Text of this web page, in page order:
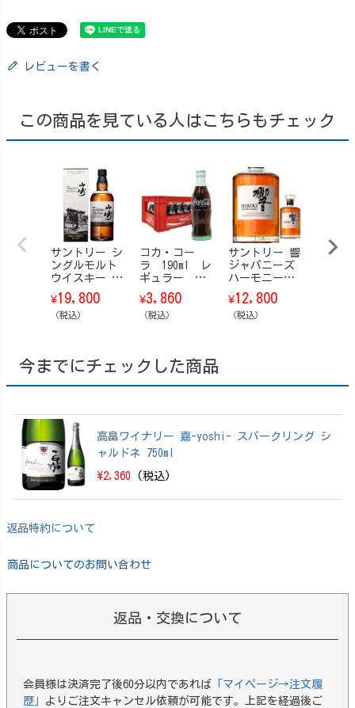
レビューを書く
この商品を見ている人はこちらもチェック
サントリー シ
ングルモルト
ウイスキー 山
崎 Story of t
he Distillery
（ストーリ
25 EDITION 70
¥19,800
（税込）
コカ・コー
ラ 190ml レ
ギュラー
瓶 24本/ケー
ス
¥3,860
（税込）
サントリー 響
ジャパニーズ
ハーモニー
【箱なし】 70
0ml
¥12,800
（税込）
サン
今までにチェックした商品
高畠ワイナリー 嘉-yoshi- スパークリング シ
ャルドネ 750ml
\2,360 (税込)
返品特約について
商品についてのお問い合わせ
返品・交換について
会員様は決済完了後60分以内であれば 「マイページ→注文履
歴」 よりご注文キャンセル依頼が可能です。上記を経過後ご